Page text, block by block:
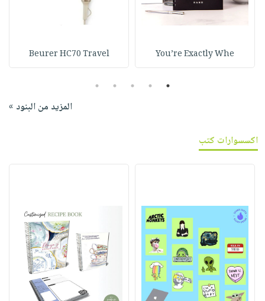
You’re Exactly Whe
Beurer HC70 Travel
1
2
3
4
5
المزيد من البنود »
اكسسوارات كتب